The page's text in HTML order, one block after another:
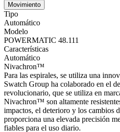
Movimiento
Tipo
Automático
Modelo
POWERMATIC 48.111
Características
Automático
Nivachron™
Para las espirales, se utiliza una
Swatch Group ha colaborado en el
revolucionario, que se utiliza en
Nivachron™ son altamente
impactos, el deterioro y los cambios
proporciona una elevada precisión
fiables para el uso diario.